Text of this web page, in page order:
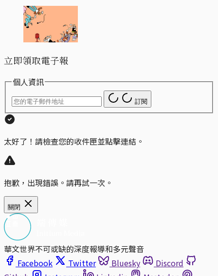
立即領取電子報
個人資訊
訂閱
太好了！請檢查您的收件匣並點擊連結。
抱歉，出現錯誤。請再試一次。
關閉
華文世界不可或缺的深度報導和多元聲音
Facebook
Twitter Bluesky
Discord